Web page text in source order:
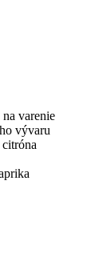
varenie
vývaru